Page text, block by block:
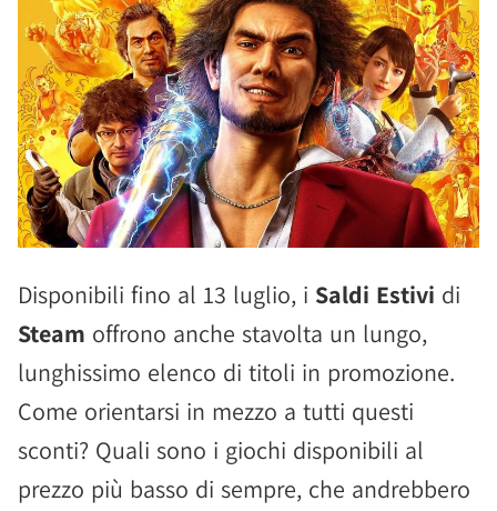
Disponibili fino al 13 luglio, i Saldi Estivi di
Steam offrono anche stavolta un lungo,
lunghissimo elenco di titoli in promozione.
Come orientarsi in mezzo a tutti questi
sconti? Quali sono i giochi disponibili al
prezzo più basso di sempre, che andrebbero